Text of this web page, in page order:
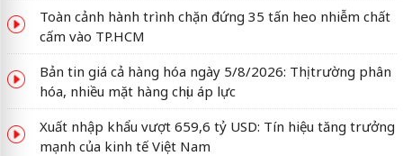
Toàn cảnh hành trình chặn đứng 35 tấn heo nhiễm chất
cấm vào TP.HCM
Bản tin giá cả hàng hóa ngày 5/8/2026: Thị trường phân
hóa, nhiều mặt hàng chịu áp lực
Xuất nhập khẩu vượt 659,6 tỷ USD: Tín hiệu tăng trưởng
mạnh của kinh tế Việt Nam